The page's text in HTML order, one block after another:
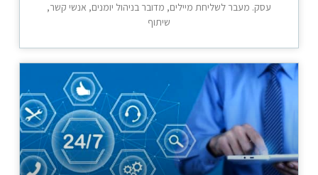
עסק. מעבר לשליחת מיילים, מדובר בניהול יומנים, אנשי קשר,
שיתוף